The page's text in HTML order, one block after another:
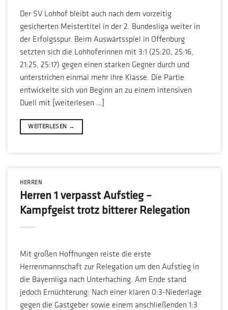
Der SV Lohhof bleibt auch nach dem vorzeitig
gesicherten Meistertitel in der 2. Bundesliga weiter in
der Erfolgsspur. Beim Auswärtsspiel in Offenburg
setzten sich die Lohhoferinnen mit 3:1 (25:20, 25:16,
21:25, 25:17) gegen einen starken Gegner durch und
unterstrichen einmal mehr ihre Klasse. Die Partie
entwickelte sich von Beginn an zu einem intensiven
Duell mit [weiterlesen …]
WEITERLESEN →
HERREN
Herren 1 verpasst Aufstieg –
Kampfgeist trotz bitterer Relegation
Mit großen Hoffnungen reiste die erste
Herrenmannschaft zur Relegation um den Aufstieg in
die Bayernliga nach Unterhaching. Am Ende stand
jedoch Ernüchterung: Nach einer klaren 0:3-Niederlage
gegen die Gastgeber sowie einem anschließenden 1:3